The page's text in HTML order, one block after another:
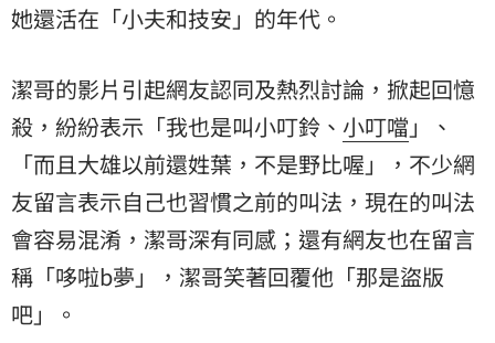
她還活在「小夫和技安」的年代。
潔哥的影片引起網友認同及熱烈討論，掀起回憶
殺，紛紛表示「我也是叫小叮鈴、 小叮噹 」、
「而且大雄以前還姓葉，不是野比喔」，不少網
友留言表示自己也習慣之前的叫法，現在的叫法
會容易混淆，潔哥深有同感；還有網友也在留言
稱「哆啦b夢」，潔哥笑著回覆他「那是盜版
吧」。